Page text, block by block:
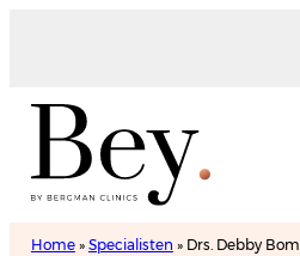
Home» Specialisten » Drs. Debby Bom